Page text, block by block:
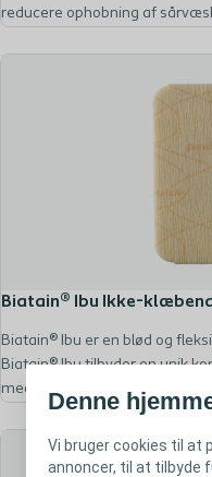
Denne
Vi bruger cookies til at
annoncer, til at tilbyde
reducere ophobning af
Biatain® Ibu Ikke-
Biatain® Ibu er en blød og
Biatain® Ibu tilbyder en unik
med kontinuerlig frigivelse af